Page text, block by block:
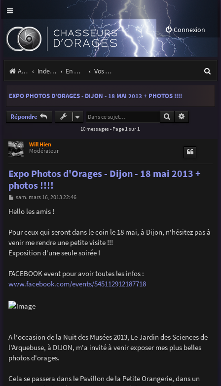
Connexion
Accueil Index du forum En marge des orages Vos sites, projets, expositions
e
EXPO PHOTOS D'ORAGES - DIJON - 18 MAI 2013 + PHOTOS !!!!
Répondre Rechercher
10 messages • Page 1 sur 1
Will Hien
Modérateur
Expo Photos d'Orages - Dijon - 18 mai 2013 +
photos !!!!
M
s
s
e
sam. mars 16, 2013 22:46
Hello les amis !
Pour ceux qui seront dans le coin le 18 mai, à Dijon, n'hésitez pas à
venir me rendre une petite visite !!!
Exposition d'une seule soirée !
FACEBOOK event pour avoir toutes les infos :
www.facebook.com/events/545112912187718
A l'occasion de la Nuit des Musées 2013, Le Jardin des Sciences de
l'Arquebuse, à DIJON, m'a invité à venir exposer mes plus belles
photos d'orages.
Cela se passera dans le Pavillon de la Petite Orangerie, dans un